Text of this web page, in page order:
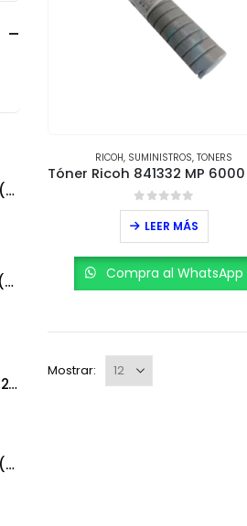
RICOH, SUMINISTROS,TONERS
0out of 5
LEER MÁS
Compra al WhatsApp
Mostrar:
Toner HP CF226A (26A) Negro para HP LaserJet Pro M402
Toner HP CF230X (30X) Negro para HP LaserJet Pro
Toner Brother TN-2340
Toner HP CF258X (58X) Negro para HP LaserJet Pro